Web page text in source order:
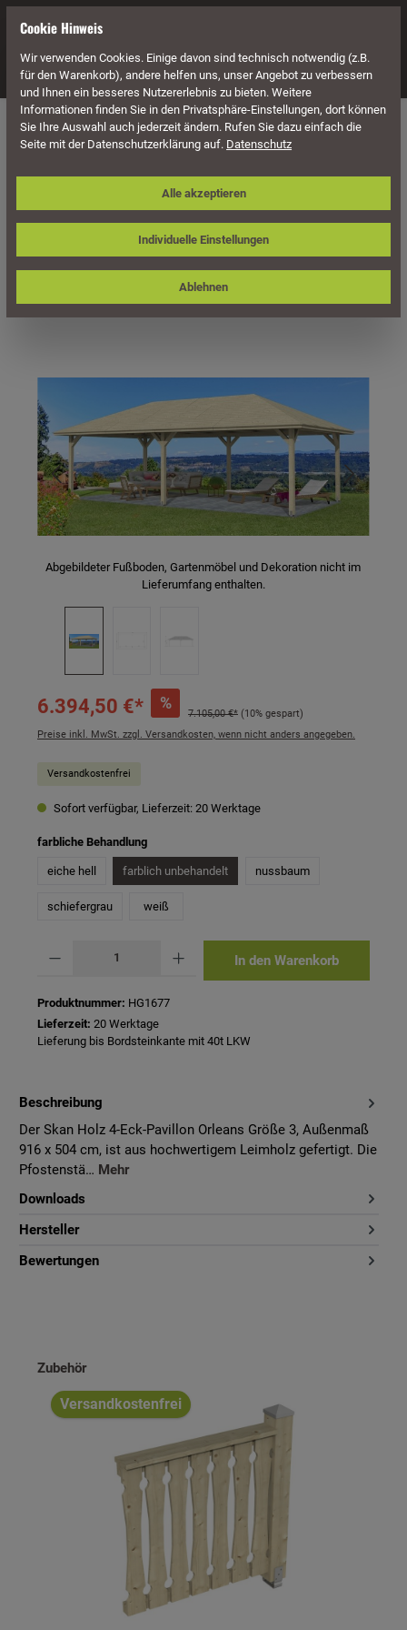
Navigation
Häuser & Pavillons Pavillons
Skan Holz 4-Eck-Pavillon Orleans,
Größe 3, 916 x 504 cm, Leimholz
Abgebildeter Fußboden, Gartenmöbel und Dekoration nicht im
Lieferumfang enthalten.
6.394,50 €* %
7.105,00 €* (10% gespart)
Preise inkl. MwSt. zzgl. Versandkosten, wenn nicht anders angegeben.
Versandkostenfrei
Sofort verfügbar, Lieferzeit: 20 Werktage
farbliche Behandlungauswählen
eiche hell farblich unbehandelt nussbaum
schiefergrau weiß
In den Warenkorb
Produktnummer: HG1677
Lieferzeit: 20 Werktage
Lieferung bis Bordsteinkante mit 40t LKW
Beschreibung
Der Skan Holz 4-Eck-Pavillon Orleans Größe 3, Außenmaß
916 x 504 cm, ist aus hochwertigem Leimholz gefertigt. Die
Pfostenstä… Mehr
Downloads
Hersteller
Bewertungen
Produktgalerie überspringen
Zubehör
Versandkostenfrei
Cookie Hinweis
Wir verwenden Cookies. Einige davon sind technisch notwendig (z.B.
für den Warenkorb), andere helfen uns, unser Angebot zu verbessern
und Ihnen ein besseres Nutzererlebnis zu bieten. Weitere
Informationen finden Sie in den Privatsphäre-Einstellungen, dort können
Sie Ihre Auswahl auch jederzeit ändern. Rufen Sie dazu einfach die
Seite mit der Datenschutzerklärung auf. Datenschutz
Individuelle Einstellungen
Ablehnen
Alle akzeptieren